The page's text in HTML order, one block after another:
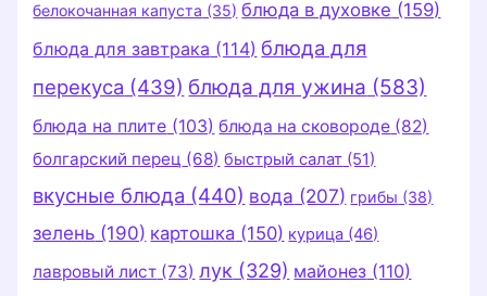
белокочанная капуста (35) блюда в духовке (159)
блюда для завтрака (114) блюда для
перекуса (439) блюда для ужина (583)
блюда на плите (103) блюда на сковороде (82)
болгарский перец (68) быстрый салат (51)
вкусные блюда (440) вода (207) грибы (38)
зелень (190) картошка (150) курица (46)
лавровый лист (73) лук (329) майонез (110)